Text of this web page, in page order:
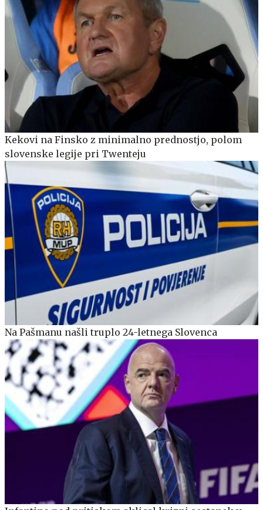
Kekovi na Finsko z minimalno prednostjo, polom
slovenske legije pri Twenteju
Na Pašmanu našli truplo 24-letnega Slovenca